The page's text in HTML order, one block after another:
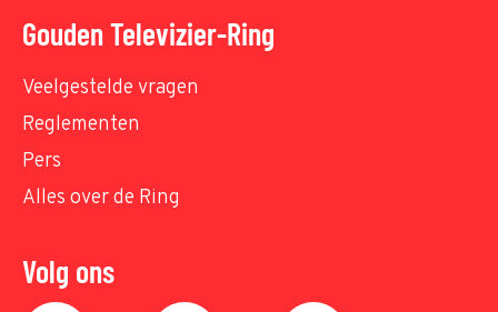
Gouden Televizier-Ring
Veelgestelde vragen
Reglementen
Pers
Alles over de Ring
Volg ons